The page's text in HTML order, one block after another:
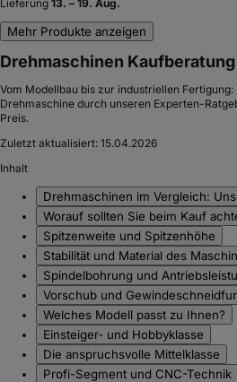
Lieferung 13. – 19. Aug.
Mehr Produkte anzeigen
Drehmaschinen
Vom Modellbau bis zur industriellen Fertigung:
Drehmaschine durch unseren Experten-
Preis.
Zuletzt aktualisiert: 15.04.2026
Inhalt
Drehmaschinen im Vergleich:
Worauf sollten Sie beim Kauf
Spitzenweite und Spitzenhöhe
Stabilität und Material des
Spindelbohrung und
Vorschub und
Welches Modell passt zu Ihnen?
Einsteiger- und Hobbyklasse
Die anspruchsvolle Mittelklasse
Profi-Segment und CNC-Technik